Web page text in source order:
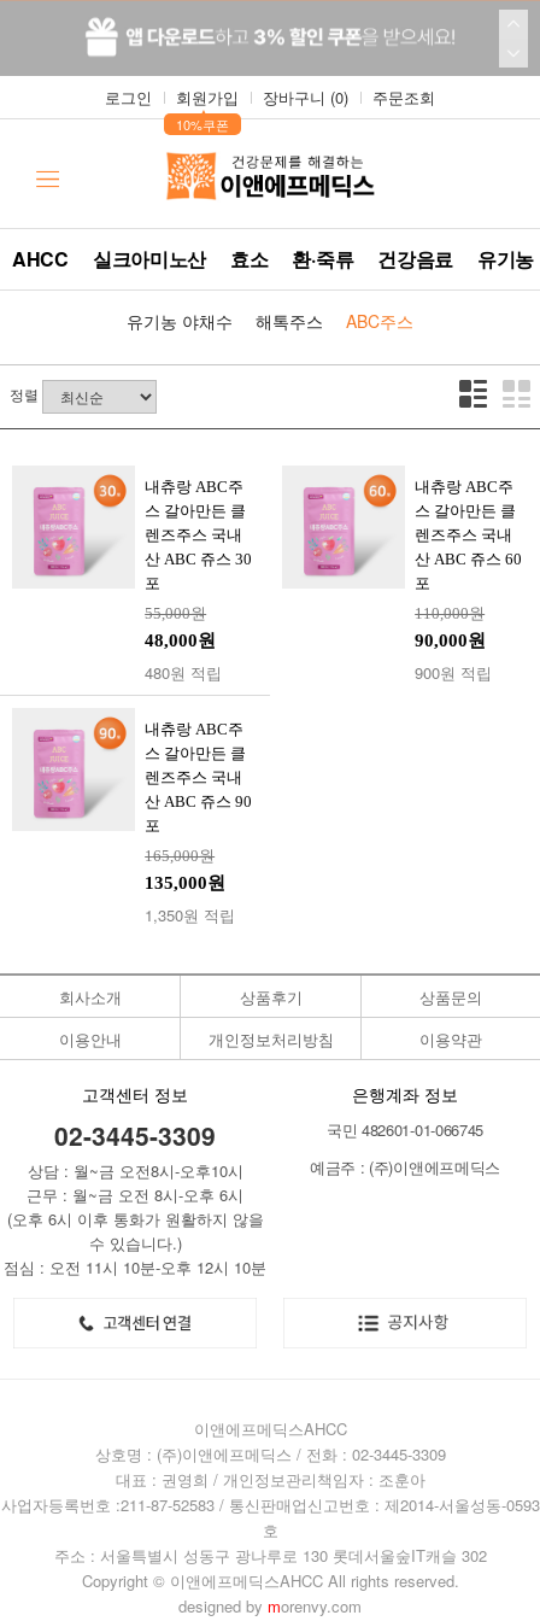
로그인 회원가입
▲
10%쿠폰
장바구니 (0) 주문조회
AHCC 실크아미노산 효소 환·죽류 건강음료 유기
유기농 야채수 해톡주스 ABC주스
정렬
내츄랑 ABC주
스 갈아만든 클
렌즈주스 국내
산 ABC 쥬스 30
포
55,000원
48,000원
480원 적립
내츄랑 ABC주
스 갈아만든 클
렌즈주스 국내
산 ABC 쥬스 60
포
110,000원
90,000원
900원 적립
내츄랑 ABC주
스 갈아만든 클
렌즈주스 국내
산 ABC 쥬스 90
포
165,000원
135,000원
1,350원 적립
회사소개 상품후기
상품문의
이용안내
개인정보처리방침 이용약관
고객센터 정보
02-3445-3309
상담 : 월~금 오전8시-오후10시
근무 : 월~금 오전 8시-오후 6시
(오후 6시 이후 통화가 원활하지 않을
수 있습니다.)
점심 : 오전 11시 10분-오후 12시 10분
은행계좌 정보
국민 482601-01-066745
예금주 : (주)이앤에프메딕스
이앤에프메딕스AHCC
상호명 : (주)이앤에프메딕스 / 전화 : 02-3445-3309
대표 : 권영희 / 개인정보관리책임자 : 조훈아
사업자등록번호 :211-87-52583 / 통신판매업신고번호 : 제2014-서울성동-0593
호
주소 : 서울특별시 성동구 광나루로 130 롯데서울숲IT캐슬 302
Copyright © 이앤에프메딕스AHCC All rights reserved.
designed by morenvy.com